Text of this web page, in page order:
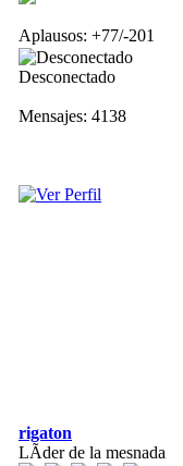
Aplausos: +77/-201
Desconectado
Mensajes: 4138
rigaton
LÃ­der de la mesnada